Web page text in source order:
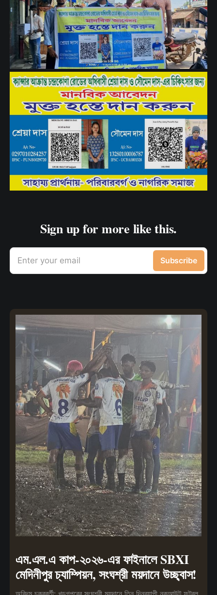
Sign up for more like this.
Enter your email Subscribe
এম.এল.এ কাপ-২০২৬-এর ফাইনালে SBXI
মেদিনীপুর চ্যাম্পিয়ন, সংঘশ্রী ময়দানে উচ্ছ্বাস!